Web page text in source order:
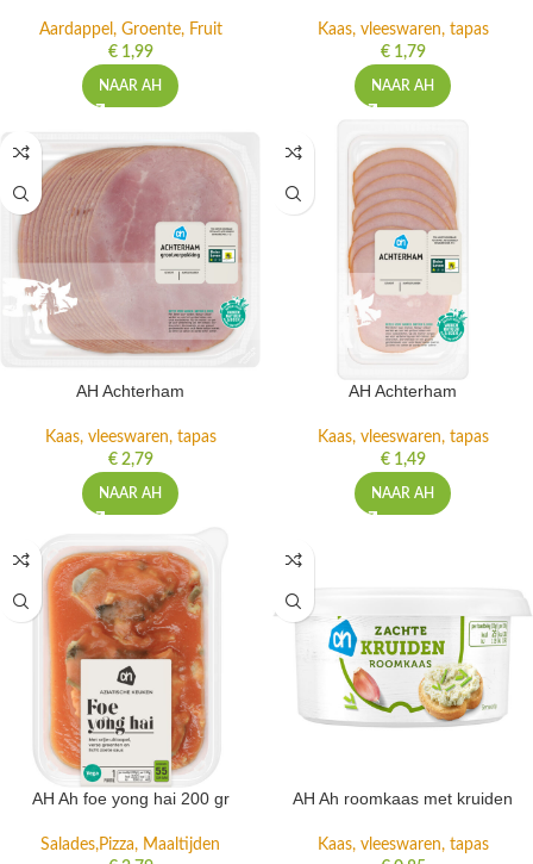
Aardappel, Groente, Fruit
€1,99
NAAR AH
Kaas, vleeswaren, tapas
€1,79
NAAR AH
AH Achterham
Kaas, vleeswaren, tapas
€2,79
NAAR AH
AH Achterham
Kaas, vleeswaren, tapas
€1,49
NAAR AH
AH Ah foe yong hai 200 gr
Salades,Pizza, Maaltijden
AH Ah roomkaas met kruiden
Kaas, vleeswaren, tapas